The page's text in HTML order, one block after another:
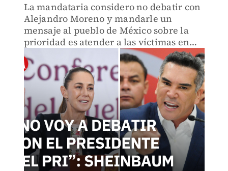
La mandataria considero no debatir con
Alejandro Moreno y mandarle un
mensaje al pueblo de México sobre la
prioridad es atender a las víctimas en
este momento y brindar mucho más
seguridad a las siguientes obras.